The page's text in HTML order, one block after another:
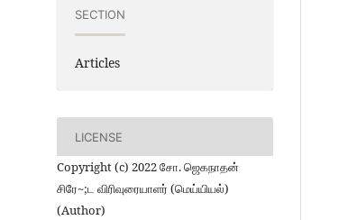
SECTION
Articles
LICENSE
Copyright (c) 2022 சோ. ஜெகநாதன்
சிரே~;ட விரிவுரையாளர் (மெய்யியல்)
(Author)